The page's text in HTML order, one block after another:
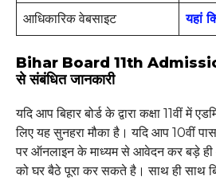
आधिकारिक वेबसाइट यहां
Bihar Board 11th
से संबंधित जानकारी
यदि आप बिहार बोर्ड के द्वारा कक्षा 11वीं
लिए यह सुनहरा मौका है। यदि आप 10वीं
पर ऑनलाइन के माध्यम से आवेदन कर बड़े
को घर बैठे पूरा कर सकते है। साथ ही साथ